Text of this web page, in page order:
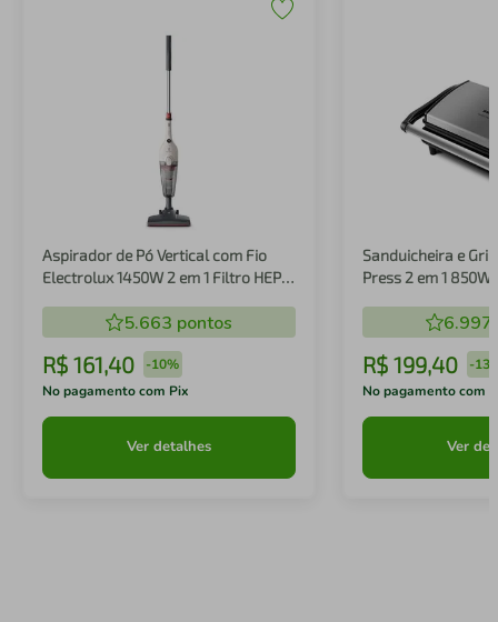
Aspirador de Pó Vertical com Fio
Electrolux 1450W 2 em 1 Filtro HEPA
5.663 pontos
R$ 161,40 -10%
No pagamento com Pix
Ver detalhes
Sanduicheira e
Press 2 em 1 850W
6.997
R$ 199,40 -
No pagamento com
Ver